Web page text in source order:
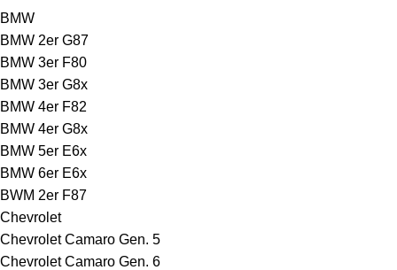
BMW
BMW 2er G87
BMW 3er F80
BMW 3er G8x
BMW 4er F82
BMW 4er G8x
BMW 5er E6x
BMW 6er E6x
BWM 2er F87
Chevrolet
Chevrolet Camaro Gen. 5
Chevrolet Camaro Gen. 6